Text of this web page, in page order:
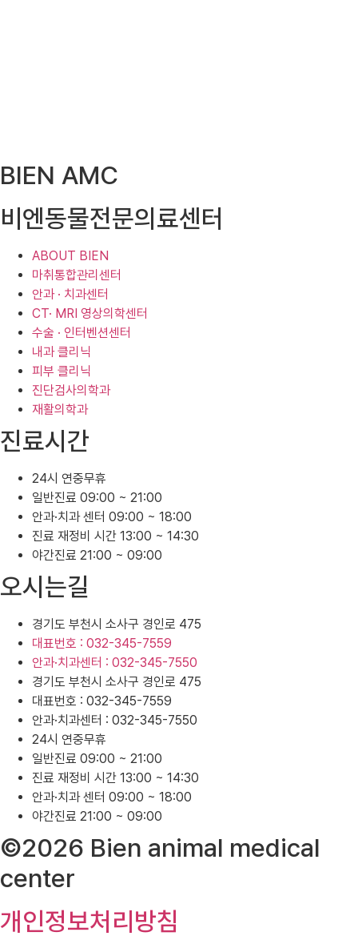
BIEN AMC
비엔동물전문의료센터
ABOUT BIEN
마취통합관리센터
안과 · 치과센터
CT· MRI 영상의학센터
수술 · 인터벤션센터
내과 클리닉
피부 클리닉
진단검사의학과
재활의학과
진료시간
24시 연중무휴
일반진료 09:00 ~ 21:00
안과·치과 센터 09:00 ~ 18:00
진료 재정비 시간 13:00 ~ 14:30
야간진료 21:00 ~ 09:00
오시는길
경기도 부천시 소사구 경인로 475
대표번호 : 032-345-7559
안과·치과센터 : 032-345-7550
경기도 부천시 소사구 경인로 475
대표번호 : 032-345-7559
안과·치과센터 : 032-345-7550
24시 연중무휴
일반진료 09:00 ~ 21:00
진료 재정비 시간 13:00 ~ 14:30
안과·치과 센터 09:00 ~ 18:00
야간진료 21:00 ~ 09:00
©2026 Bien animal medical
center
개인정보처리방침